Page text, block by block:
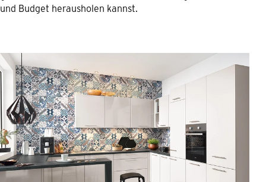
und Budget herausholen kannst.